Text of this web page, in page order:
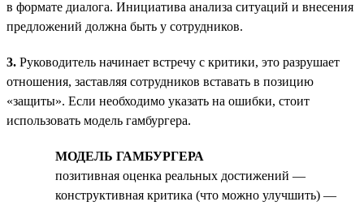
в формате диалога. Инициатива анализа ситуаций и внесения
предложений должна быть у сотрудников.
3. Руководитель начинает встречу с критики, это разрушает
отношения, заставляя сотрудников вставать в позицию
«защиты». Если необходимо указать на ошибки, стоит
использовать модель гамбургера.
МОДЕЛЬ ГАМБУРГЕРА
позитивная оценка реальных достижений —
конструктивная критика (что можно улучшить) —